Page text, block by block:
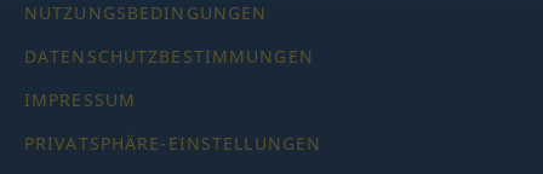
NUTZUNGSBEDINGUNGEN
DATENSCHUTZBESTIMMUNGEN
IMPRESSUM
PRIVATSPHÄRE-EINSTELLUNGEN